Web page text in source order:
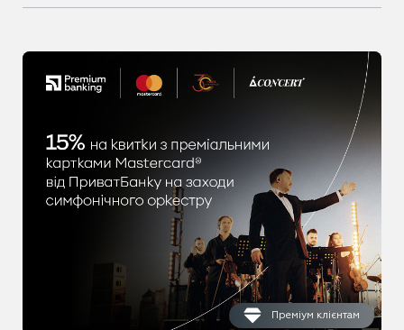
Преміум клієнтам